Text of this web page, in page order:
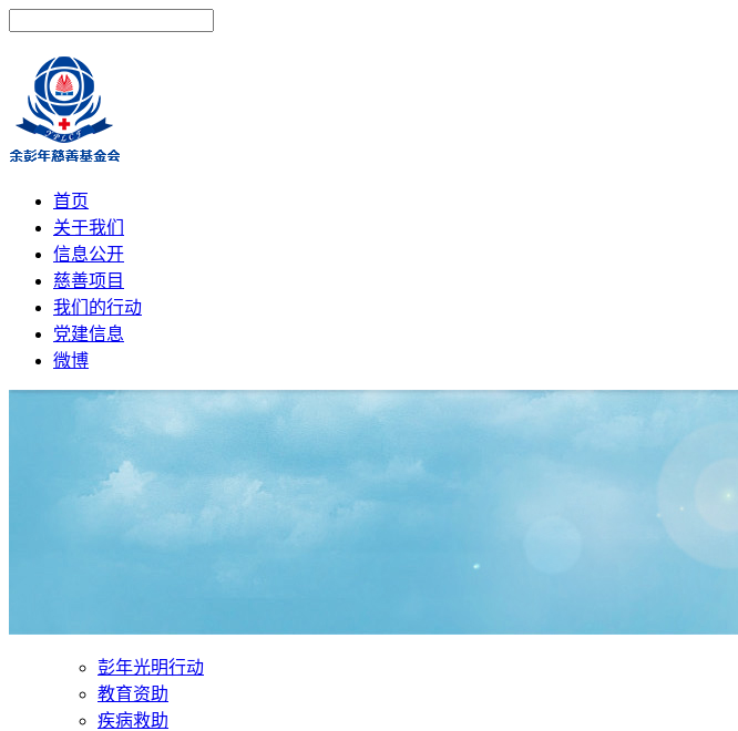
首页
关于我们
信息公开
慈善项目
我们的行动
党建信息
微博
彭年光明行动
教育资助
疾病救助